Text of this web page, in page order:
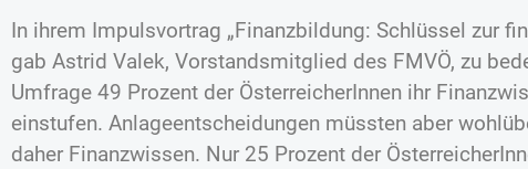
In ihrem Impulsvortrag „Finanzbildung: Schlüssel zur
gab Astrid Valek, Vorstandsmitglied des FMVÖ, zu
Umfrage 49 Prozent der ÖsterreicherInnen ihr
einstufen. Anlageentscheidungen müssten aber
daher Finanzwissen. Nur 25 Prozent der